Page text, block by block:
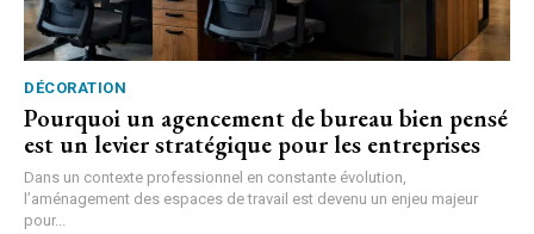
DÉCORATION
Pourquoi un agencement de bureau bien pensé
est un levier stratégique pour les entreprises
Dans un contexte professionnel en constante évolution,
l’aménagement des espaces de travail est devenu un enjeu majeur
pour...